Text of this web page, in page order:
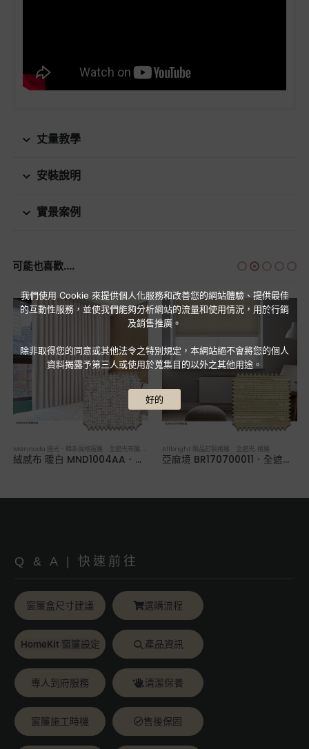
丈量教學
安裝說明
實景案例
可能也喜歡....
Mannada 遇光．韓系風格窗簾 全遮光布簾 布簾／紗簾／窗簾布
絨感布 暖白 MND1004AA．韓系軟裝全遮光布簾
Allbright 精品訂製捲簾 全遮光 捲簾
亞麻境 BR170700011．全遮光捲簾
Q & A | 快速前往
窗簾盒尺寸建議 選購流程
HomeKit 窗簾設定 產品資訊
專人到府服務 清潔保養
窗簾施工時機 售後保固
我們使用 Cookie 來提供個人化服務和改善您的網站體驗、提供最佳
的互動性服務，並使我們能夠分析網站的流量和使用情況，用於行銷
及銷售推廣。
除非取得您的同意或其他法令之特別規定，本網站絕不會將您的個人
資料揭露予第三人或使用於蒐集目的以外之其他用途。
好的